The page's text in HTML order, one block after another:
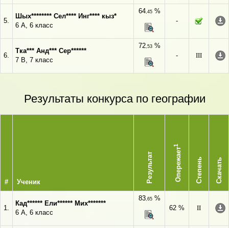
5.
Шых******** Сел**** Инг**** кыз*
6 А, 6 класс
64,45%
-
6.
Тка*** Анд*** Сер******
7 В, 7 класс
72,53%
-
III
Результаты конкурса по географии
# Ученик Результат Опережает
1
Степень Скачать
1.
Кад****** Ели****** Мих*******
6 А, 6 класс
83,65%
62 %
II